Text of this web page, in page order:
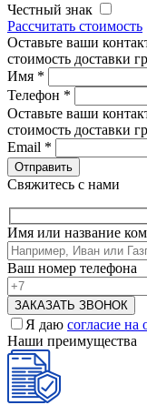
Честный знак
Рассчитать стоимость
Оставьте ваши
стоимость доставки
Имя *
Телефон *
Оставьте ваши
стоимость доставки
Email *
Свяжитесь с нами
Имя или название
Ваш номер телефона
Я даю согласие
Наши преимущества